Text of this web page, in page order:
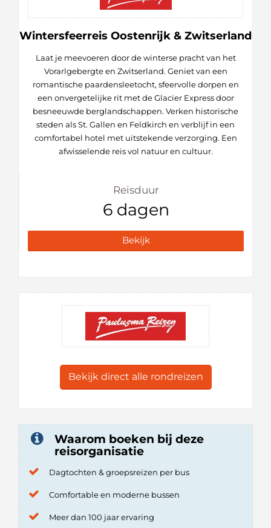
Wintersfeerreis Oostenrijk & Zwitserland
Laat je meevoeren door de winterse pracht van het
Vorarlgebergte en Zwitserland. Geniet van een
romantische paardensleetocht, sfeervolle dorpen en
een onvergetelijke rit met de Glacier Express door
besneeuwde berglandschappen. Verken historische
steden als St. Gallen en Feldkirch en verblijf in een
comfortabel hotel met uitstekende verzorging. Een
afwisselende reis vol natuur en cultuur.
Reisduur
6 dagen
Bekijk
Bekijk direct alle rondreizen
Waarom boeken bij deze
reisorganisatie
Dagtochten & groepsreizen per bus
Comfortable en moderne bussen
Meer dan 100 jaar ervaring